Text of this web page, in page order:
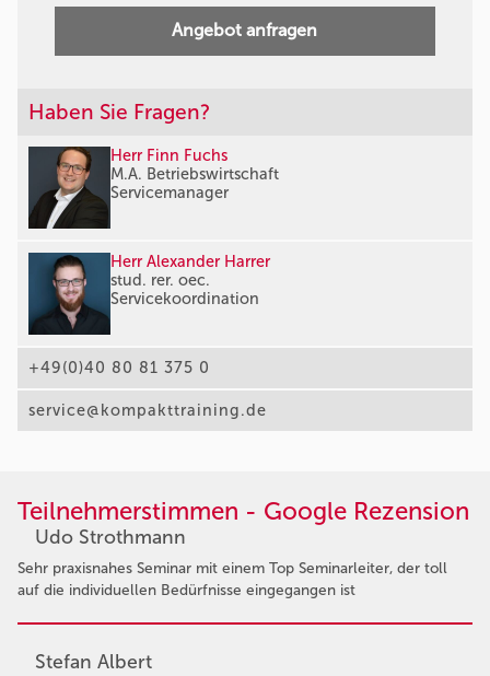
Angebot anfragen
Haben Sie Fragen?
Herr Finn Fuchs
M.A. Betriebswirtschaft
Servicemanager
Herr Alexander Harrer
stud. rer. oec.
Servicekoordination
+49(0)40 80 81 375 0
service@kompakttraining.de
Teilnehmerstimmen - Google Rezension
Udo Strothmann
Sehr praxisnahes Seminar mit einem Top Seminarleiter, der toll
auf die individuellen Bedürfnisse eingegangen ist
Stefan Albert